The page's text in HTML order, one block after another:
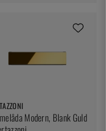
Modern, Blank Guld